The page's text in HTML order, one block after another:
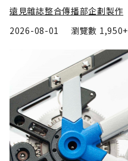
遠見雜誌整合傳播部企劃製作
2026-08-01
瀏覽數 1,950+